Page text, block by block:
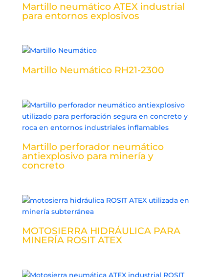
Martillo neumático ATEX industrial
para entornos explosivos
Martillo Neumático RH21-2300
Martillo perforador neumático
antiexplosivo para minería y
concreto
MOTOSIERRA HIDRÁULICA PARA
MINERÍA ROSIT ATEX